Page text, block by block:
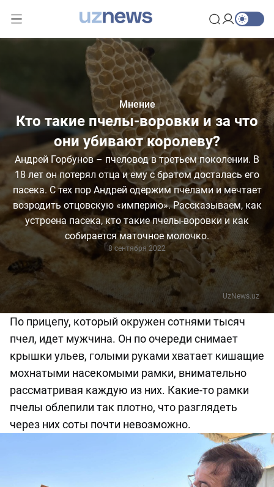
Мнение
Кто такие пчелы-воровки и за что
они убивают королеву?
Андрей Горбунов – пчеловод в третьем поколении. В
18 лет он потерял отца и ему с братом досталась его
пасека. С тех пор Андрей одержим пчелами и мечтает
возродить отцовскую «империю». Рассказываем, как
устроена пасека, кто такие пчелы-воровки и как
собирается маточное молочко.
8 сентября 2022
UzNews.uz
По прицепу, который окружен сотнями тысяч
пчел, идет мужчина. Он по очереди снимает
крышки ульев, голыми руками хватает кишащие
мохнатыми насекомыми рамки, внимательно
рассматривая каждую из них. Какие-то рамки
пчелы облепили так плотно, что разглядеть
через них соты почти невозможно.